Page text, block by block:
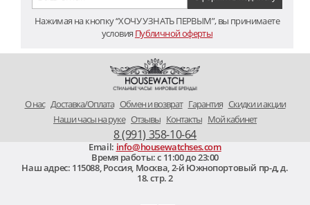
Нажимая на кнопку “ХОЧУ УЗНАТЬ ПЕРВЫМ”, вы принимаете
условия Публичной оферты
O нас Доставка/Оплата Обмен и возврат Гарантия Скидки и акции
Наши часы на руке Отзывы Контакты Мой кабинет
8 (991) 358-10-64
Email: info@housewatchses.com
Время работы: c 11:00 до 23:00
Наш адрес: 115088, Россия, Москва 2-й Южнопортовый пр-д, д.
18. стр. 2